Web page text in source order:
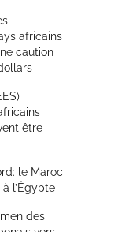
africains
caution
être
le Maroc
l’Égypte
des